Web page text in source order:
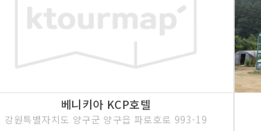
<<코스 설명>>
양구선사박물관은 양
토 신석기, 청동기시대
이해할 수 있도록 건립
베니키아 KCP호텔
강원특별자치도 양구군 양구읍 파로호로 993-19